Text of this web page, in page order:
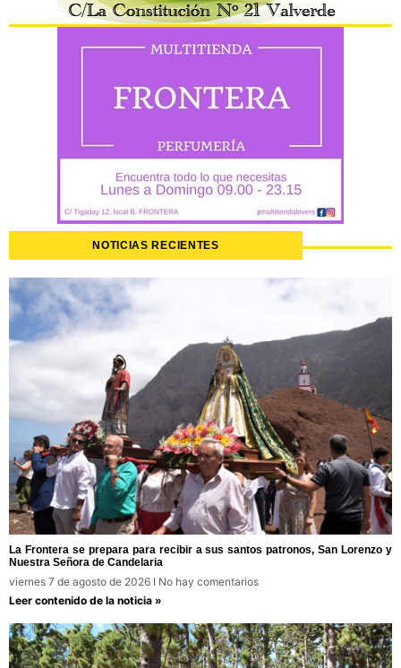
NOTICIAS RECIENTES
La Frontera se prepara para recibir a sus santos patronos, San Lorenzo y
Nuestra Señora de Candelaria
viernes 7 de agosto de 2026
No hay comentarios
Leer contenido de la noticia »